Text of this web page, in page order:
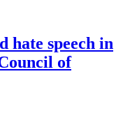
hate speech in
of